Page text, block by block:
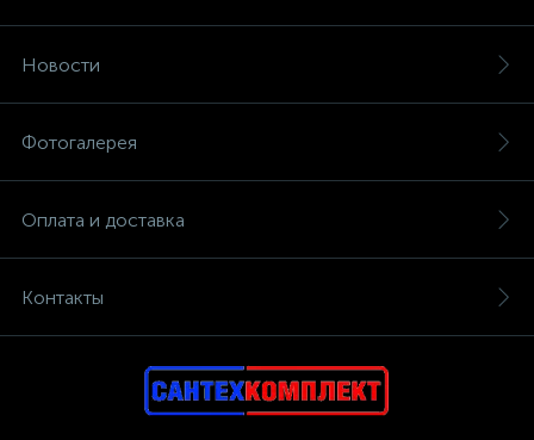
Новости
Фотогалерея
Оплата и доставка
Контакты